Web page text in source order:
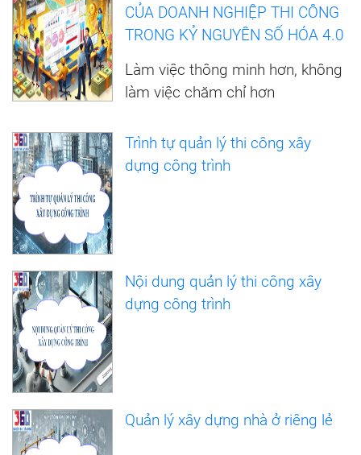
CỦA DOANH NGHIỆP THI CÔNG
TRONG KỶ NGUYÊN SỐ HÓA 4.0
Làm việc thông minh hơn, không
làm việc chăm chỉ hơn
Trình tự quản lý thi công xây
dựng công trình
Nội dung quản lý thi công xây
dựng công trình
Quản lý xây dựng nhà ở riêng lẻ